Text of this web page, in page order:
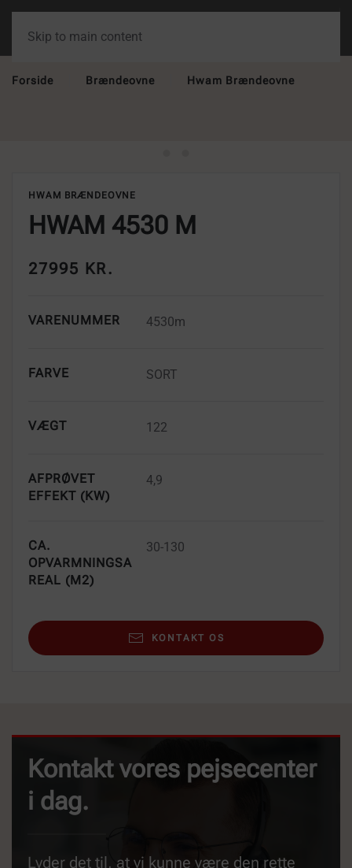
Skip to main content
Forside Brændeovne Hwam Brændeovne
HWAM BRÆNDEOVNE
HWAM 4530 M
27995 KR.
VARENUMMER 4530m
FARVE SORT
VÆGT 122
AFPRØVET
EFFEKT (KW)
4,9
CA.
OPVARMNINGSA
REAL (M2)
30-130
KONTAKT OS
Kontakt vores pejsecenter
i dag.
Lyder det til, at vi kunne være den rette